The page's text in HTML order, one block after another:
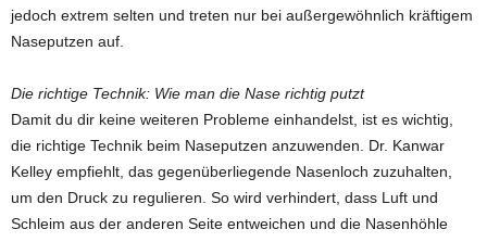
jedoch extrem selten und treten nur bei außergewöhnlich kräftigem
Naseputzen auf.
Die richtige Technik: Wie man die Nase richtig putzt
Damit du dir keine weiteren Probleme einhandelst, ist es wichtig,
die richtige Technik beim Naseputzen anzuwenden. Dr. Kanwar
Kelley empfiehlt, das gegenüberliegende Nasenloch zuzuhalten,
um den Druck zu regulieren. So wird verhindert, dass Luft und
Schleim aus der anderen Seite entweichen und die Nasenhöhle